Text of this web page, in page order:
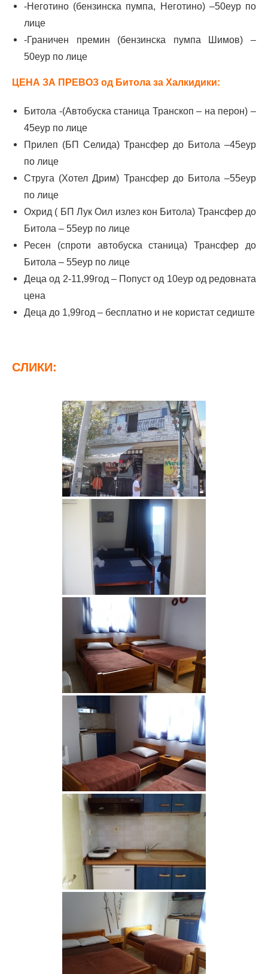
-Неготино (бензинска пумпа, Неготино) –50еур по
лице
-Граничен премин (бензинска пумпа Шимов) –
50еур по лице
ЦЕНА ЗА ПРЕВОЗ од Битола за Халкидики:
Битола -(Автобуска станица Транскоп – на перон) –
45еур по лице
Прилеп (БП Селида) Трансфер до Битола –45еур
по лице
Струга (Хотел Дрим) Трансфер до Битола –55еур
по лице
Охрид ( БП Лук Оил излез кон Битола) Трансфер до
Битола – 55еур по лице
Ресен (спроти автобуска станица) Трансфер до
Битола – 55еур по лице
Деца од 2-11,99год – Попуст од 10еур од редовната
цена
Деца до 1,99год – бесплатно и не користат седиште
СЛИКИ: